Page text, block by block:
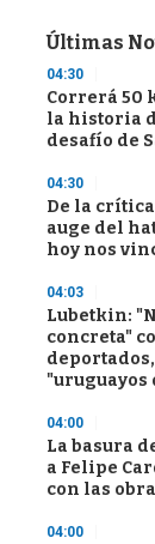
Últimas
04:30
Correrá 50
la historia
desafío de
04:30
De la
auge del
hoy nos
04:03
Lubetkin:
concreta"
"uruguayos
04:00
La basura
a Felipe
con las
04:00